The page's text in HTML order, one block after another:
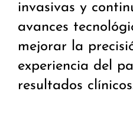
invasivas y
avances
mejorar la
experiencia del
resultados